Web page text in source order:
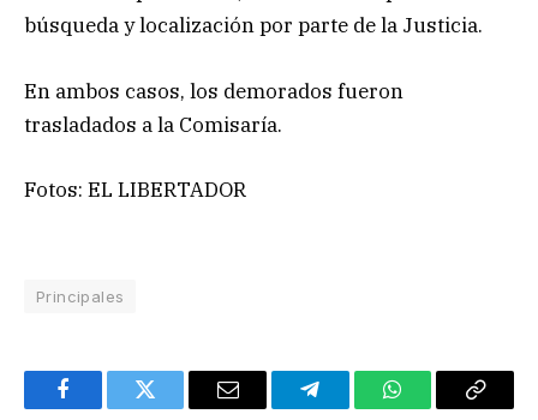
búsqueda y localización por parte de la Justicia.
En ambos casos, los demorados fueron
trasladados a la Comisaría.
Fotos: EL LIBERTADOR
Principales
FacebookTwitter Email TelegramWhatsAppCopy